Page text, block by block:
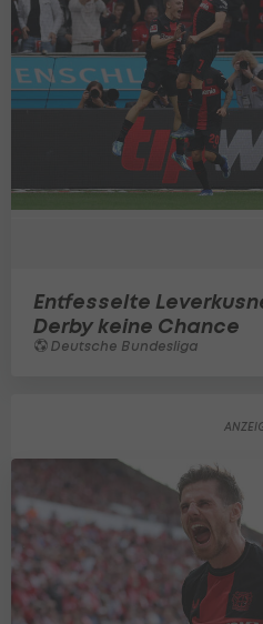
Entfesselte
Derby keine Chance
Deutsche Bundesliga